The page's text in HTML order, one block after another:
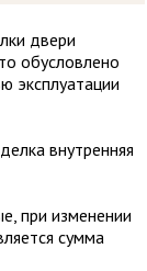
двери
обусловлено
эксплуатации
внутренняя
при изменении
сумма